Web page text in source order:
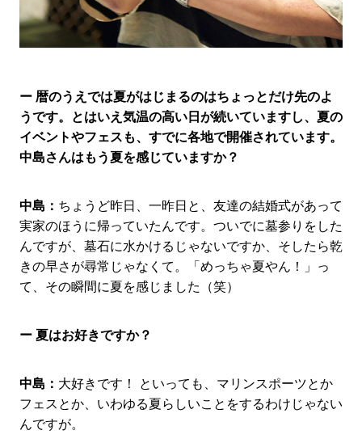
ー 暦のうえでは夏がはじまるのはちょっとだけ先のよ
うです。とはいえ気温の高い日が続いていますし、夏の
イベントやフェスも、すでに各地で開催されています。
中島さんはもう夏を感じていますか？
中島： ちょうど昨日、一昨日と、友達の結婚式があって
実家のほうに帰っていたんです。ついでに墓参りをした
んですが、墓石に水かけるじゃないですか、そしたら乾
きの早さが尋常じゃなくて。「めっちゃ夏やん！」っ
て、その瞬間に夏を感じました（笑）
ー 夏はお好きですか？
中島： 大好きです！ といっても、マリンスポーツとか
フェスとか、いわゆる夏らしいことをするわけじゃない
んですが。